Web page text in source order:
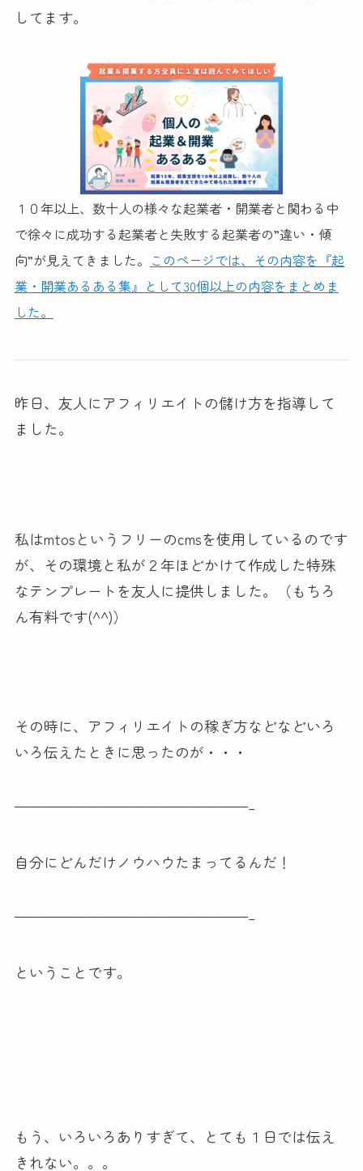
してます。
１０年以上、数十人の様々な起業者・開業者と関わる中
で徐々に成功する起業者と失敗する起業者の”違い・傾
向”が見えてきました。 このページでは、その内容を『起
業・開業あるある集』として30個以上の内容をまとめま
した。
昨日、友人にアフィリエイトの儲け方を指導して
ました。
私はmtosというフリーのcmsを使用しているのです
が、その環境と私が２年ほどかけて作成した特殊
なテンプレートを友人に提供しました。（もちろ
ん有料です(^^)）
その時に、アフィリエイトの稼ぎ方などなどいろ
いろ伝えたときに思ったのが・・・
————————————————–
自分にどんだけノウハウたまってるんだ！
————————————————–
ということです。
もう、いろいろありすぎて、とても１日では伝え
きれない。。。